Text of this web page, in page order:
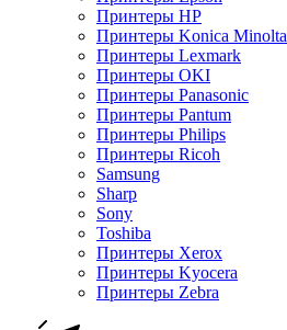
Принтеры HP
Принтеры Konica Minolta
Принтеры Lexmark
Принтеры OKI
Принтеры Panasonic
Принтеры Pantum
Принтеры Philips
Принтеры Ricoh
Samsung
Sharp
Sony
Toshiba
Принтеры Xerox
Принтеры Kyocera
Принтеры Zebra